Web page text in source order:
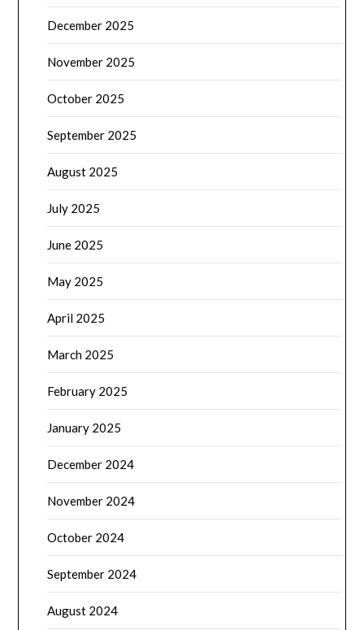
December 2025
November 2025
October 2025
September 2025
August 2025
July 2025
June 2025
May 2025
April 2025
March 2025
February 2025
January 2025
December 2024
November 2024
October 2024
September 2024
August 2024